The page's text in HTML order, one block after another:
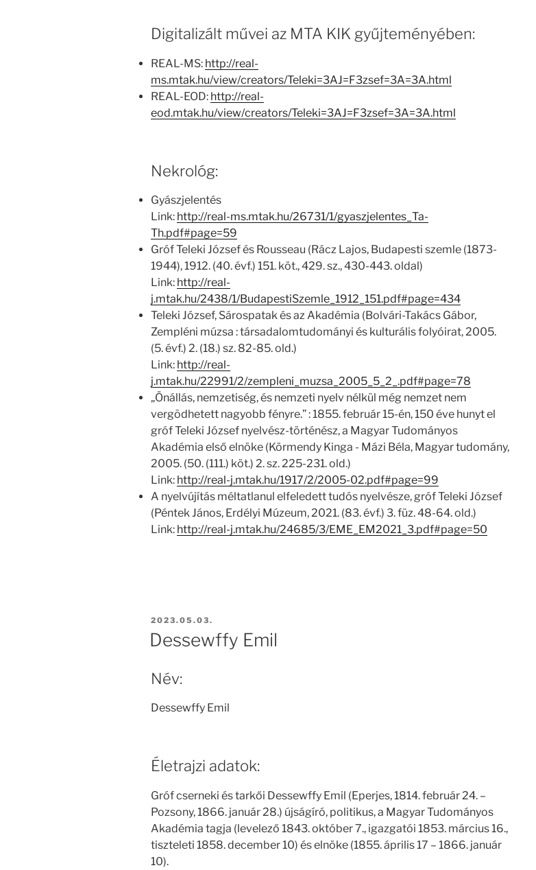
Digitalizált művei az MTA KIK gyűjteményében:
REAL-MS: http://real-
ms.mtak.hu/view/creators/Teleki=3AJ=F3zsef=3A=3A.html
REAL-EOD: http://real-
eod.mtak.hu/view/creators/Teleki=3AJ=F3zsef=3A=3A.html
Nekrológ:
Gyászjelentés
Link: http://real-ms.mtak.hu/26731/1/gyaszjelentes_Ta-
Th.pdf#page=59
Gróf Teleki József és Rousseau (Rácz Lajos, Budapesti szemle (1873-
1944), 1912. (40. évf.) 151. köt., 429. sz., 430-443. oldal)
Link: http://real-
j.mtak.hu/2438/1/BudapestiSzemle_1912_151.pdf#page=434
Teleki József, Sárospatak és az Akadémia (Bolvári-Takács Gábor,
Zempléni múzsa : társadalomtudományi és kulturális folyóirat, 2005.
(5. évf.) 2. (18.) sz. 82-85. old.)
Link: http://real-
j.mtak.hu/22991/2/zempleni_muzsa_2005_5_2_.pdf#page=78
„Önállás, nemzetiség, és nemzeti nyelv nélkül még nemzet nem
vergõdhetett nagyobb fényre.” : 1855. február 15-én, 150 éve hunyt el
gróf Teleki József nyelvész-történész, a Magyar Tudományos
Akadémia első elnöke (Körmendy Kinga - Mázi Béla, Magyar tudomány,
2005. (50. (111.) köt.) 2. sz. 225-231. old.)
Link: http://real-j.mtak.hu/1917/2/2005-02.pdf#page=99
A nyelvújítás méltatlanul elfeledett tudós nyelvésze, gróf Teleki József
(Péntek János, Erdélyi Múzeum, 2021. (83. évf.) 3. füz. 48-64. old.)
Link: http://real-j.mtak.hu/24685/3/EME_EM2021_3.pdf#page=50
BEKÜLDVE:
2023.05.03.
Dessewffy Emil
Név:
Dessewffy Emil
Életrajzi adatok:
Gróf cserneki és tarkői Dessewffy Emil (Eperjes, 1814. február 24. –
Pozsony, 1866. január 28.) újságíró, politikus, a Magyar Tudományos
Akadémia tagja (levelező 1843. október 7., igazgatói 1853. március 16.,
tiszteleti 1858. december 10) és elnöke (1855. április 17 – 1866. január
10).